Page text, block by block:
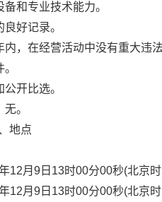
和专业技术能力。
良好记录。
内，在经营活动中没有重大违
开比选。
。
地点
12月9日13时00分00秒(北京
12月9日13时00分00秒(北京